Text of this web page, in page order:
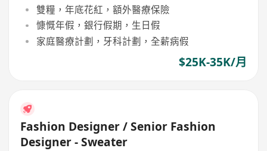
雙糧，年底花紅，額外醫療保險
慷慨年假，銀行假期，生日假
家庭醫療計劃，牙科計劃，全薪病假
$25K-35K/月
Fashion Designer / Senior Fashion
Designer - Sweater